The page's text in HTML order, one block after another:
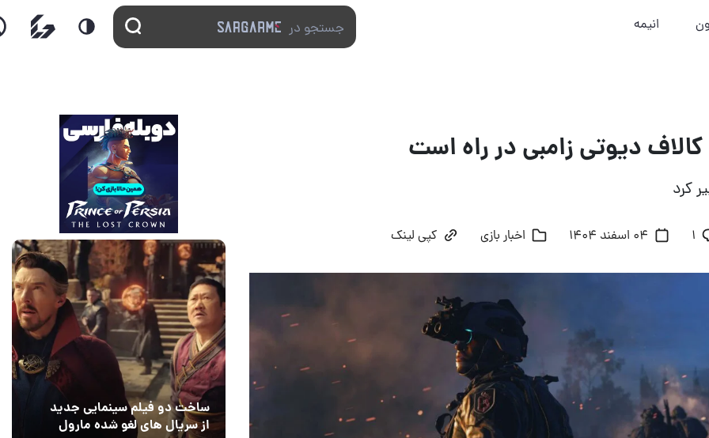
انیمه
دیوتی زامبی در راه است
کرد
۱ 04 اسفند 1404 اخبار بازی کپی لینک
14 مرداد 1405
ساخت دو فیلم سینمایی جدید
از سریال های لغو شده مارول